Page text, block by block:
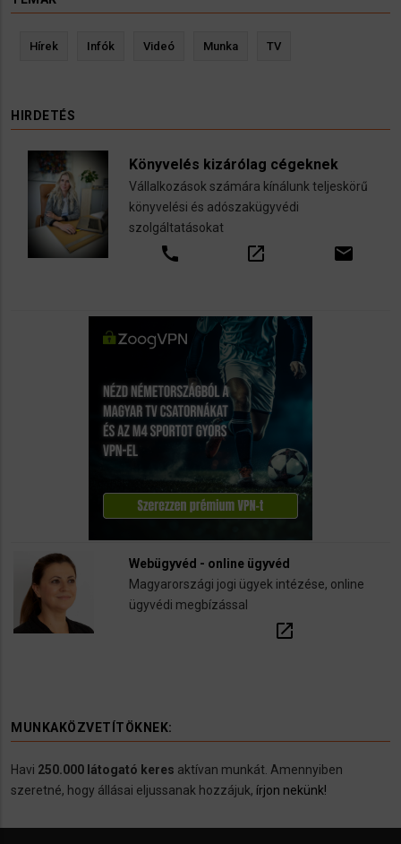
Hírek Infók Videó Munka TV
HIRDETÉS
Könyvelés kizárólag cégeknek
Vállalkozások számára kínálunk teljeskörű
könyvelési és adószakügyvédi
szolgáltatásokat
call open_in_new email
Webügyvéd - online ügyvéd
Magyarországi jogi ügyek intézése, online
ügyvédi megbízással
open_in_new
MUNKAKÖZVETÍTÖKNEK:
Havi 250.000 látogató keres aktívan munkát. Amennyiben
szeretné, hogy állásai eljussanak hozzájuk, írjon nekünk!